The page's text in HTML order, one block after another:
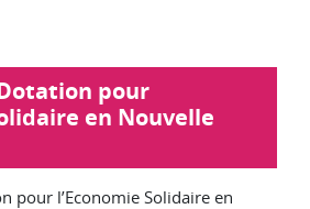
pour
en Nouvelle
pour l’Economie Solidaire en